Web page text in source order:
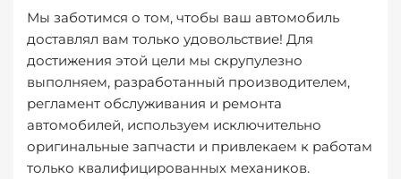
Мы заботимся о том, чтобы ваш автомобиль
доставлял вам только удовольствие! Для
достижения этой цели мы скрупулезно
выполняем, разработанный производителем,
регламент обслуживания и ремонта
автомобилей, используем исключительно
оригинальные запчасти и привлекаем к работам
только квалифицированных механиков.